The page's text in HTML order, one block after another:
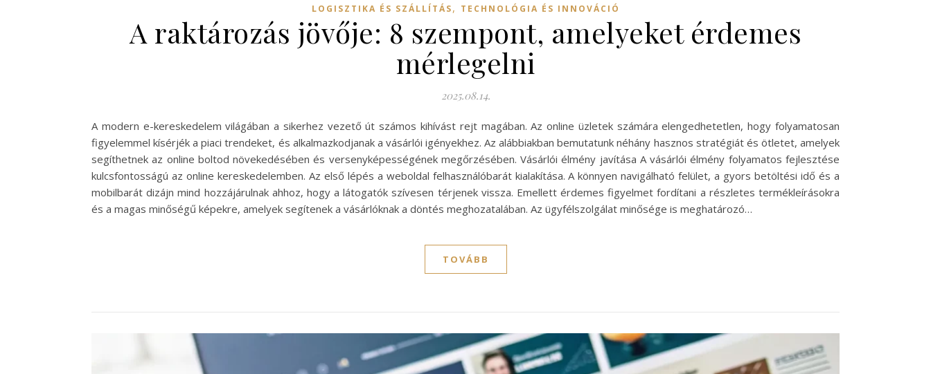
LOGISZTIKA ÉS SZÁLLÍTÁS, TECHNOLÓGIA ÉS INNOVÁCIÓ
A raktározás jövője: 8 szempont, amelyeket érdemes
mérlegelni
2025.08.14.
A modern e-kereskedelem világában a sikerhez vezető út számos kihívást rejt magában. Az online üzletek számára elengedhetetlen, hogy folyamatosan
figyelemmel kísérjék a piaci trendeket, és alkalmazkodjanak a vásárlói igényekhez. Az alábbiakban bemutatunk néhány hasznos stratégiát és ötletet, amelyek
segíthetnek az online boltod növekedésében és versenyképességének megőrzésében. Vásárlói élmény javítása A vásárlói élmény folyamatos fejlesztése
kulcsfontosságú az online kereskedelemben. Az első lépés a weboldal felhasználóbarát kialakítása. A könnyen navigálható felület, a gyors betöltési idő és a
mobilbarát dizájn mind hozzájárulnak ahhoz, hogy a látogatók szívesen térjenek vissza. Emellett érdemes figyelmet fordítani a részletes termékleírásokra
és a magas minőségű képekre, amelyek segítenek a vásárlóknak a döntés meghozatalában. Az ügyfélszolgálat minősége is meghatározó…
TOVÁBB